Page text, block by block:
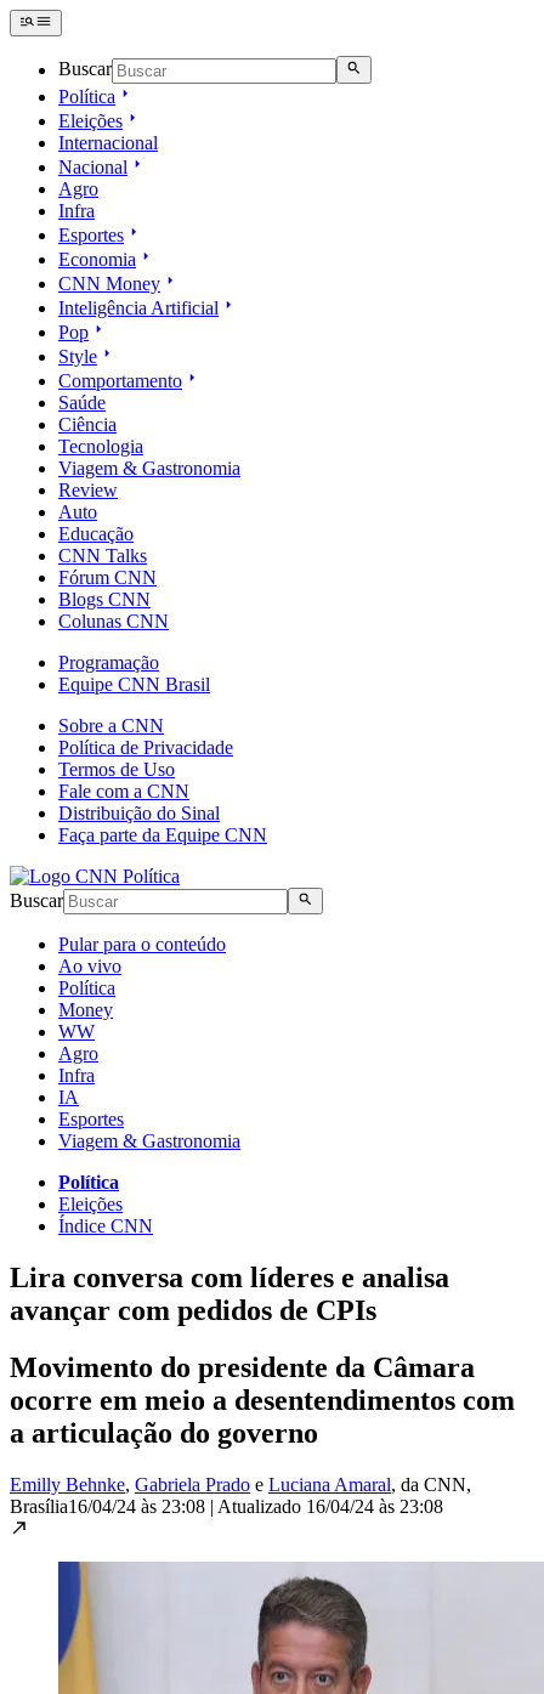
Buscar
Política
Eleições
Internacional
Nacional
Agro
Infra
Esportes
Economia
CNN Money
Inteligência Artificial
Pop
Style
Comportamento
Saúde
Ciência
Tecnologia
Viagem & Gastronomia
Review
Auto
Educação
CNN Talks
Fórum CNN
Blogs CNN
Colunas CNN
Programação
Equipe CNN Brasil
Sobre a CNN
Política de Privacidade
Termos de Uso
Fale com a CNN
Distribuição do Sinal
Faça parte da Equipe CNN
Buscar
Pular para o conteúdo
Ao vivo
Política
Money
WW
Agro
Infra
IA
Esportes
Viagem & Gastronomia
Política
Eleições
Índice CNN
Lira conversa com líderes e analisa
avançar com pedidos de CPIs
Movimento do presidente da Câmara
ocorre em meio a desentendimentos com
a articulação do governo
Emilly Behnke, Gabriela Prado e Luciana Amaral, da CNN,
Brasília16/04/24 às 23:08 | Atualizado 16/04/24 às 23:08